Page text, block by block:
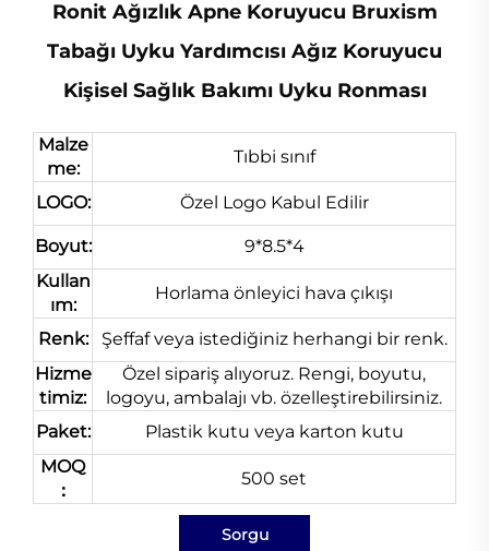
Ronit Ağızlık Apne Koruyucu Bruxism
Tabağı Uyku Yardımcısı Ağız Koruyucu
Kişisel Sağlık Bakımı Uyku Ronması
Malze
me:
Tıbbi sınıf
LOGO: Özel Logo Kabul Edilir
Boyut:
9*8.5*4
Kullan
ım:
Horlama önleyici hava çıkışı
Renk:
Şeffaf veya istediğiniz herhangi bir renk.
Hizme
timiz:
Özel sipariş alıyoruz. Rengi, boyutu,
logoyu, ambalajı vb. özelleştirebilirsiniz.
Paket:
Plastik kutu veya karton kutu
MOQ
：
500 set
Sorgu